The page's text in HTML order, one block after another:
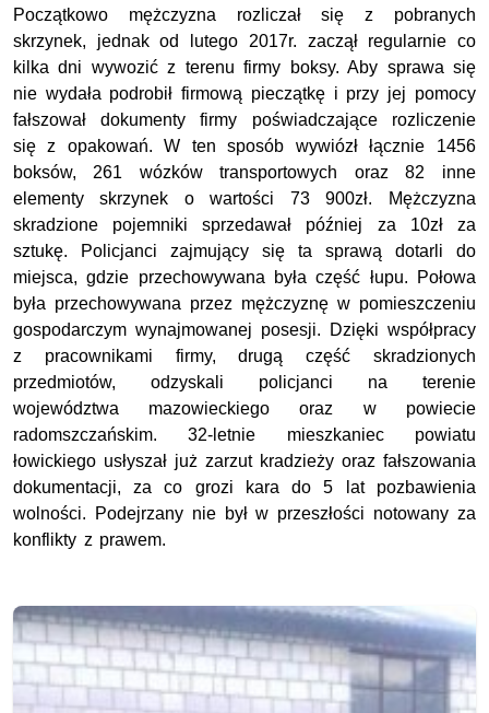
Początkowo mężczyzna rozliczał się z pobranych
skrzynek, jednak od lutego 2017r. zaczął regularnie co
kilka dni wywozić z terenu firmy boksy. Aby sprawa się
nie wydała podrobił firmową pieczątkę i przy jej pomocy
fałszował dokumenty firmy poświadczające rozliczenie
się z opakowań. W ten sposób wywiózł łącznie 1456
boksów, 261 wózków transportowych oraz 82 inne
elementy skrzynek o wartości 73 900zł. Mężczyzna
skradzione pojemniki sprzedawał później za 10zł za
sztukę. Policjanci zajmujący się ta sprawą dotarli do
miejsca, gdzie przechowywana była część łupu. Połowa
była przechowywana przez mężczyznę w pomieszczeniu
gospodarczym wynajmowanej posesji. Dzięki współpracy
z pracownikami firmy, drugą część skradzionych
przedmiotów, odzyskali policjanci na terenie
województwa mazowieckiego oraz w powiecie
radomszczańskim. 32-letnie mieszkaniec powiatu
łowickiego usłyszał już zarzut kradzieży oraz fałszowania
dokumentacji, za co grozi kara do 5 lat pozbawienia
wolności. Podejrzany nie był w przeszłości notowany za
konflikty z prawem.